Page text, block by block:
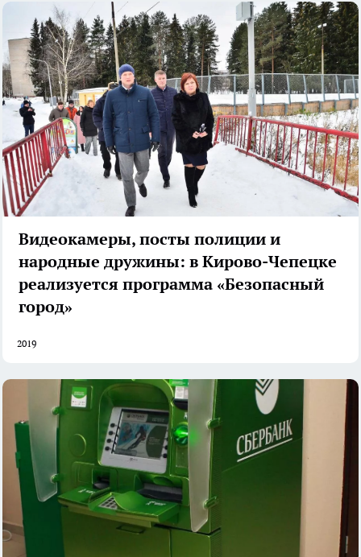
Видеокамеры, посты полиции и
народные дружины: в Кирово-Чепецке
реализуется программа «Безопасный
город»
2019